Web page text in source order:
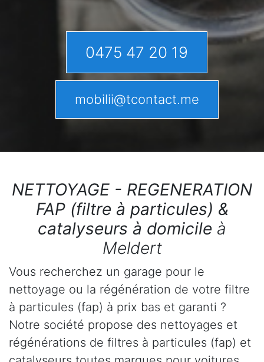
0475 47 20 19
mobilii@tcontact.me
NETTOYAGE - REGENERATION
FAP (filtre à particules) &
catalyseurs à domicile à
Meldert
Vous recherchez un garage pour le
nettoyage ou la régénération de votre filtre
à particules (fap) à prix bas et garanti ?
Notre société propose des nettoyages et
régénérations de filtres à particules (fap) et